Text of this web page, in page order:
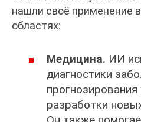
нашли своё применение
областях:
Медицина. ИИ
диагностики
прогнозирования
разработки